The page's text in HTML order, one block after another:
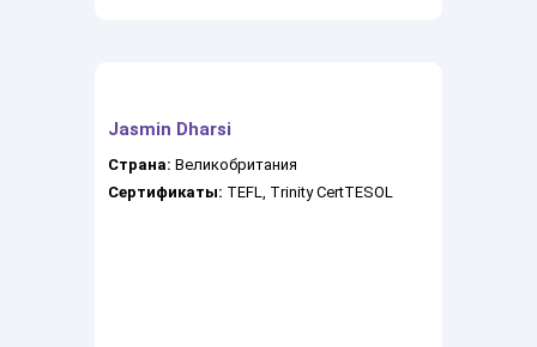
Jasmin Dharsi
Страна: Великобритания
Сертификаты: TEFL, Trinity CertTESOL